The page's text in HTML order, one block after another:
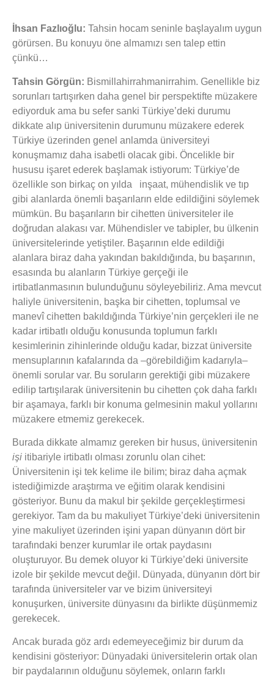
İhsan Fazlıoğlu: Tahsin hocam seninle başlayalım uygun
görürsen. Bu konuyu öne almamızı sen talep ettin
çünkü…
Tahsin Görgün: Bismillahirrahmanirrahim. Genellikle biz
sorunları tartışırken daha genel bir perspektifte müzakere
ediyorduk ama bu sefer sanki Türkiye’deki durumu
dikkate alıp üniversitenin durumunu müzakere ederek
Türkiye üzerinden genel anlamda üniversiteyi
konuşmamız daha isabetli olacak gibi. Öncelikle bir
hususu işaret ederek başlamak istiyorum: Türkiye’de
özellikle son birkaç on yılda inşaat, mühendislik ve tıp
gibi alanlarda önemli başarıların elde edildiğini söylemek
mümkün. Bu başarıların bir cihetten üniversiteler ile
doğrudan alakası var. Mühendisler ve tabipler, bu ülkenin
üniversitelerinde yetiştiler. Başarının elde edildiği
alanlara biraz daha yakından bakıldığında, bu başarının,
esasında bu alanların Türkiye gerçeği ile
irtibatlanmasının bulunduğunu söyleyebiliriz. Ama mevcut
haliyle üniversitenin, başka bir cihetten, toplumsal ve
manevî cihetten bakıldığında Türkiye’nin gerçekleri ile ne
kadar irtibatlı olduğu konusunda toplumun farklı
kesimlerinin zihinlerinde olduğu kadar, bizzat üniversite
mensuplarının kafalarında da –görebildiğim kadarıyla–
önemli sorular var. Bu soruların gerektiği gibi müzakere
edilip tartışılarak üniversitenin bu cihetten çok daha farklı
bir aşamaya, farklı bir konuma gelmesinin makul yollarını
müzakere etmemiz gerekecek.
Burada dikkate almamız gereken bir husus, üniversitenin
işi itibariyle irtibatlı olması zorunlu olan cihet:
Üniversitenin işi tek kelime ile bilim; biraz daha açmak
istediğimizde araştırma ve eğitim olarak kendisini
gösteriyor. Bunu da makul bir şekilde gerçekleştirmesi
gerekiyor. Tam da bu makuliyet Türkiye’deki üniversitenin
yine makuliyet üzerinden işini yapan dünyanın dört bir
tarafındaki benzer kurumlar ile ortak paydasını
oluşturuyor. Bu demek oluyor ki Türkiye’deki üniversite
izole bir şekilde mevcut değil. Dünyada, dünyanın dört bir
tarafında üniversiteler var ve bizim üniversiteyi
konuşurken, üniversite dünyasını da birlikte düşünmemiz
gerekecek.
Ancak burada göz ardı edemeyeceğimiz bir durum da
kendisini gösteriyor: Dünyadaki üniversitelerin ortak olan
bir paydalarının olduğunu söylemek, onların farklı